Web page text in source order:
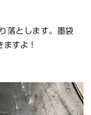
落とします。墨袋
すよ！